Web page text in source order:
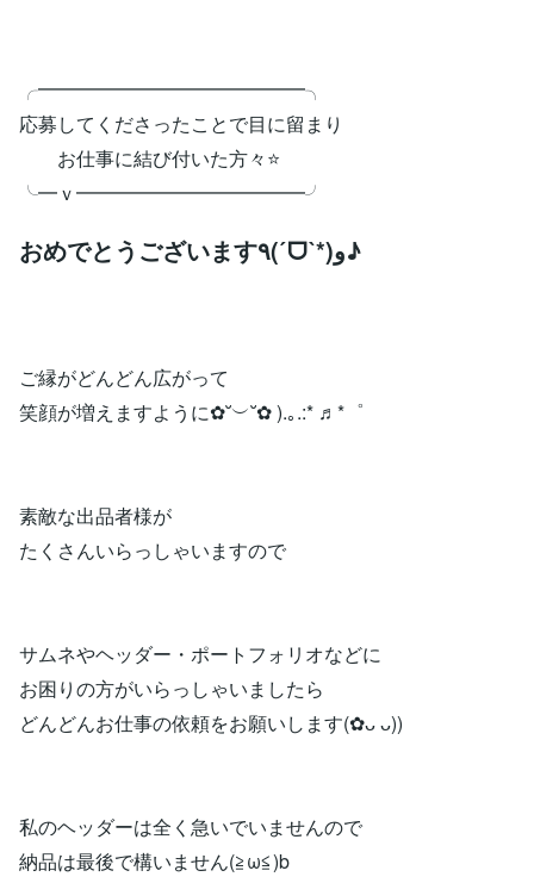
╭━━━━━━━━━━━━━━╮
応募してくださったことで目に留まり
お仕事に結び付いた方々⭐️
╰━ｖ━━━━━━━━━━━━╯
おめでとうございます٩(ˊᗜˋ*)و♪
ご縁がどんどん広がって
笑顔が増えますように✿˘︶˘✿ ).｡.:* ♬*゜
素敵な出品者様が
たくさんいらっしゃいますので
サムネやヘッダー・ポートフォリオなどに
お困りの方がいらっしゃいましたら
どんどんお仕事の依頼をお願いします(︎✿ᴗ ᴗ))
私のヘッダーは全く急いでいませんので
納品は最後で構いません(≧ω≦)b